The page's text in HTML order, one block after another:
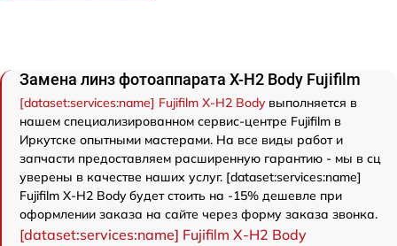
Замена линз фотоаппарата X-H2 Body Fujifilm
[dataset:services:name] Fujifilm X-H2 Bodyвыполняется в
нашем специализированном сервис-центре Fujifilm в
Иркутске опытными мастерами. На все виды работ и
запчасти предоставляем расширенную гарантию - мы в сц
уверены в качестве наших услуг. [dataset:services:name]
Fujifilm X-H2 Body будет стоить на -15% дешевле при
оформлении заказа на сайте через форму заказа звонка.
[dataset:services:name] Fujifilm X-H2 Body